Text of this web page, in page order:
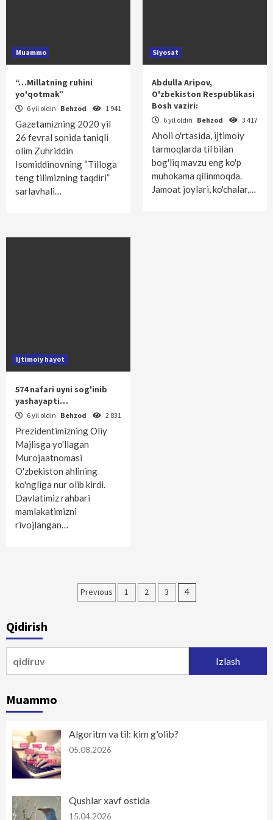
Muammo
“…Millatning ruhini
yo'qotmak”
6 yil oldin Behzod 1 941
Gazetamizning 2020 yil
26 fevral sonida taniqli
olim Zuhriddin
Isomiddinovning “Tilloga
teng tilimizning taqdiri”
sarlavhali…
Siyosat
Abdulla Aripov,
O'zbekiston Respublikasi
Bosh vaziri:
6 yil oldin Behzod 3 417
Aholi o'rtasida, ijtimoiy
tarmoqlarda til bilan
bog'liq mavzu eng ko'p
muhokama qilinmoqda.
Jamoat joylari, ko'chalar,…
Ijtimoiy hayot
574 nafari uyni sog'inib
yashayapti…
6 yil oldin Behzod 2 831
Prezidentimizning Oliy
Majlisga yo'llagan
Murojaatnomasi
O'zbekiston ahlining
ko'ngliga nur olib kirdi.
Davlatimiz rahbari
mamlakatimizni
rivojlangan…
Maqolalar
Previous 1 2 3 4
Qidirish
Muammo
Algoritm va til: kim g'olib?
05.08.2026
Qushlar xavf ostida
15.04.2026